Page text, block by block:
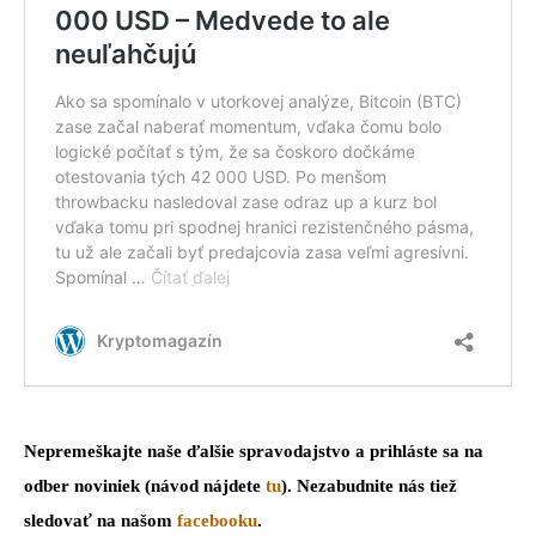
Nepremeškajte naše ďalšie spravodajstvo a prihláste sa na
odber noviniek (návod nájdete tu). Nezabudnite nás tiež
sledovať na našom facebooku.